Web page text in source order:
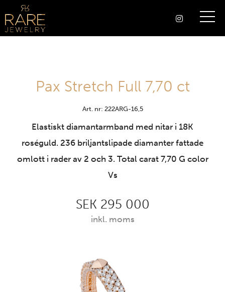
Pax Stretch Full 7,70 ct
Art. nr: 222ARG-16,5
Elastiskt diamantarmband med nitar i 18K
roséguld. 236 briljantslipade diamanter fattade
omlott i rader av 2 och 3. Total carat 7,70 G color
Vs
SEK 295 000
inkl. moms